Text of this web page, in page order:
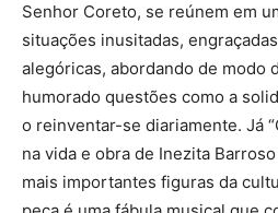
Senhor Coreto, se reúnem em
situações inusitadas,
alegóricas, abordando de modo
humorado questões como a
o reinventar-se diariamente. Já
na vida e obra de Inezita
mais importantes figuras da